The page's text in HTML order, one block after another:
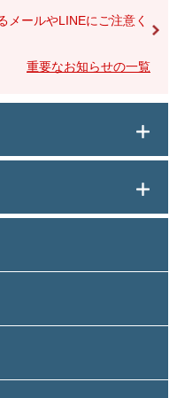
メールやLINEにご注意く
重要なお知らせの一覧